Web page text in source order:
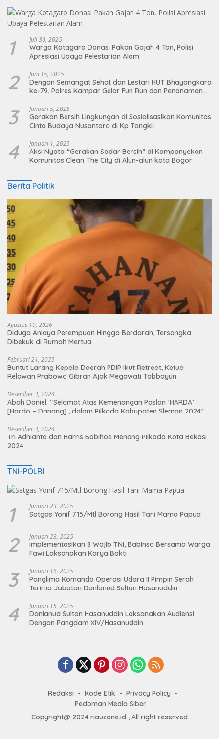
1 Juli 30, 2025
Warga Kotagaro Donasi Pakan Gajah 4 Ton, Polisi
Apresiasi Upaya Pelestarian Alam
2 Juni 15, 2025
Dengan Semangat Sehat dan Lestari HUT Bhayangkara
ke-79, Polres Kampar Gelar Fun Run dan Penanaman
3 Januari 5, 2025
Gerakan Bersih Lingkungan di Sosialisasikan Komunitas
Cinta Budaya Nusantara di Kp Tangkil
4 Januari 1, 2025
Aksi Nyata “Gerakan Sadar Bersih” di Kampanyekan
Komunitas Clean The City di Alun-alun kota Bogor
Berita Politik
Agustus 10, 2026
Diduga Aniaya Perempuan Hingga Berdarah, Tersangka
Dibekuk di Rumah Mertua
Februari 21, 2025
Buntut Larang Kepala Daerah PDIP Ikut Retreat, Ketua
Relawan Prabowo Gibran Ajak Megawati Tabbayun
Desember 3, 2024
Abah Daniel: “Selamat Atas Kemenangan Paslon ‘HARDA’
[Hardo – Danang] , dalam Pilkada Kabupaten Sleman 2024”
Desember 3, 2024
Tri Adhianto dan Harris Bobihoe Menang Pilkada Kota Bekasi
2024
TNI-POLRI
1 Januari 23, 2025
Satgas Yonif 715/Mtl Borong Hasil Tani Mama Papua
2 Januari 23, 2025
Implementasikan 8 Wajib TNI, Babinsa Bersama Warga
Fawi Laksanakan Karya Bakti
3 Januari 16, 2025
Panglima Komando Operasi Udara II Pimpin Serah
Terima Jabatan Danlanud Sultan Hasanuddin
4 Januari 15, 2025
Danlanud Sultan Hasanuddin Laksanakan Audiensi
Dengan Pangdam XIV/Hasanuddin
Redaksi Kode Etik
Privacy Policy
Pedoman Media Siber
Copyright@ 2024 riauzone.id , All right reserved